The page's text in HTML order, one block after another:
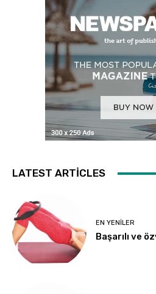
LATEST ARTICLES
EN YENILER
Başarılı ve